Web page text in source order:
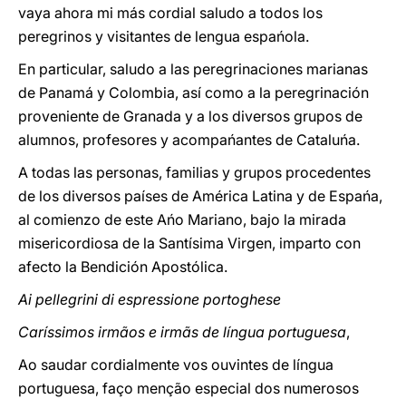
vaya ahora mi más cordial saludo a todos los
peregrinos y visitantes de lengua espańola.
En particular, saludo a las peregrinaciones marianas
de Panamá y Colombia, así como a la peregrinación
proveniente de Granada y a los diversos grupos de
alumnos, profesores y acompańantes de Cataluńa.
A todas las personas, familias y grupos procedentes
de los diversos países de América Latina y de Espańa,
al comienzo de este Ańo Mariano, bajo la mirada
misericordiosa de la Santísima Virgen, imparto con
afecto la Bendición Apostólica.
Ai pellegrini di espressione portoghese
Caríssimos irmãos e irmãs de língua portuguesa,
Ao saudar cordialmente vos ouvintes de língua
portuguesa, faço menção especial dos numerosos